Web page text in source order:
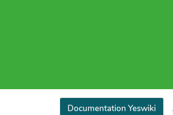
Documentation Yeswiki